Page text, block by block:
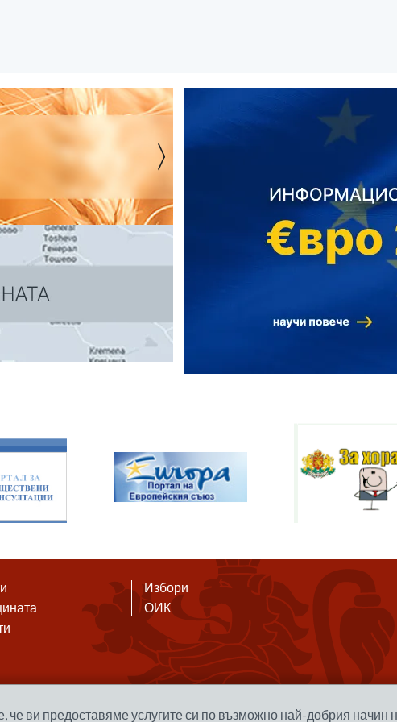
Избори
ОИК
че ви предоставяме услугите си по възможно най-добрия начин